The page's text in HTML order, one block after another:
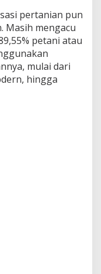
pertanian pun
Masih mengacu
petani atau
mulai dari
hingga